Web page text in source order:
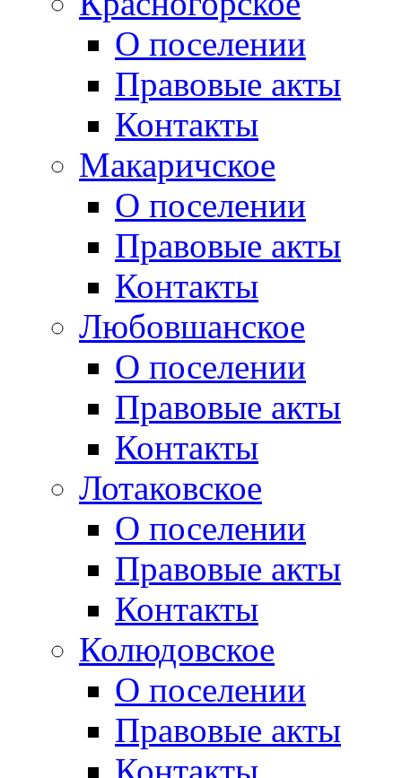
О поселении
Правовые акты
Контакты
Макаричское
О поселении
Правовые акты
Контакты
Любовшанское
О поселении
Правовые акты
Контакты
Лотаковское
О поселении
Правовые акты
Контакты
Колюдовское
О поселении
Правовые акты
Контакты